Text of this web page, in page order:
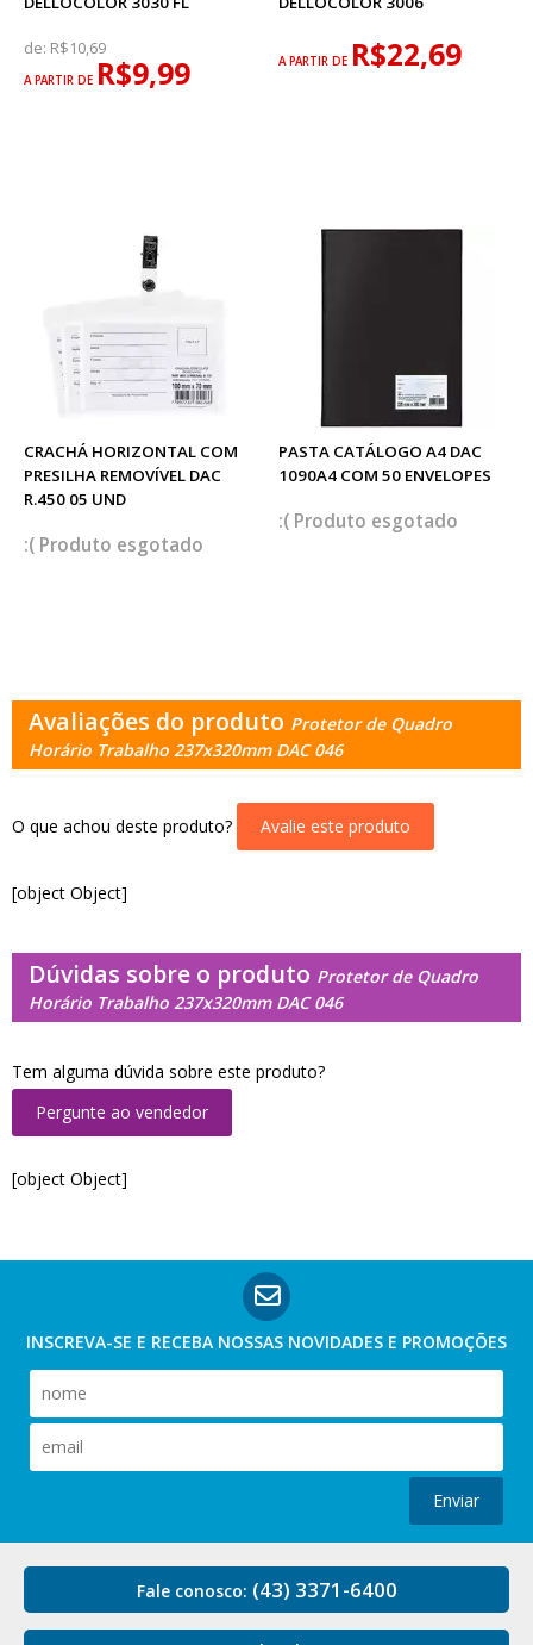
de: R$10,69
A PARTIR DE R$9,99 A PARTIR DE R$22,69
CRACHÁ HORIZONTAL COM
PRESILHA REMOVÍVEL DAC
R.450 05 UND
esgotado
PASTA CATÁLOGO A4 DAC
1090A4 COM 50 ENVELOPES
esgotado
Avaliações do produto Protetor de Quadro
Horário Trabalho 237x320mm DAC 046
O que achou deste produto? Avalie este produto
[object Object]
Dúvidas sobre o produto Protetor de Quadro
Horário Trabalho 237x320mm DAC 046
Tem alguma dúvida sobre este produto?
Pergunte ao vendedor
[object Object]
INSCREVA-SE E RECEBA NOSSAS NOVIDADES E PROMOÇÕES
Enviar
Fale conosco: (43) 3371-6400